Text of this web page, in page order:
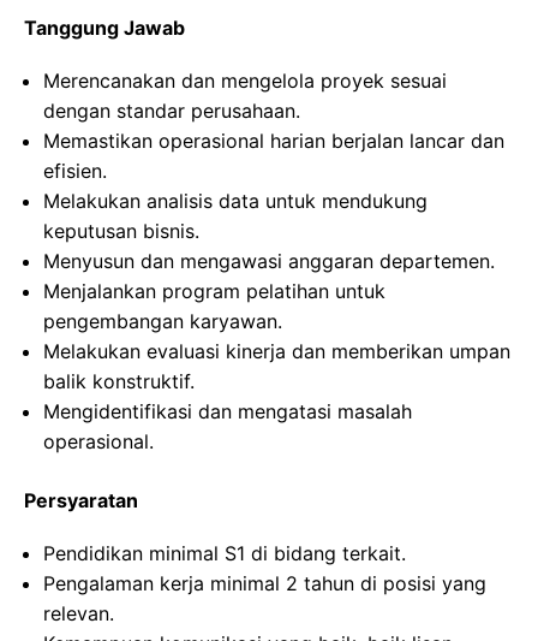
Tanggung Jawab
Merencanakan dan mengelola proyek sesuai
dengan standar perusahaan.
Memastikan operasional harian berjalan lancar dan
efisien.
Melakukan analisis data untuk mendukung
keputusan bisnis.
Menyusun dan mengawasi anggaran departemen.
Menjalankan program pelatihan untuk
pengembangan karyawan.
Melakukan evaluasi kinerja dan memberikan umpan
balik konstruktif.
Mengidentifikasi dan mengatasi masalah
operasional.
Persyaratan
Pendidikan minimal S1 di bidang terkait.
Pengalaman kerja minimal 2 tahun di posisi yang
relevan.